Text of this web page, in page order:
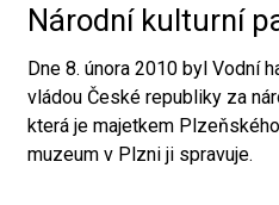
Národní kulturní
Dne 8. února 2010 byl Vodní
vládou České republiky za
která je majetkem
muzeum v Plzni ji spravuje.